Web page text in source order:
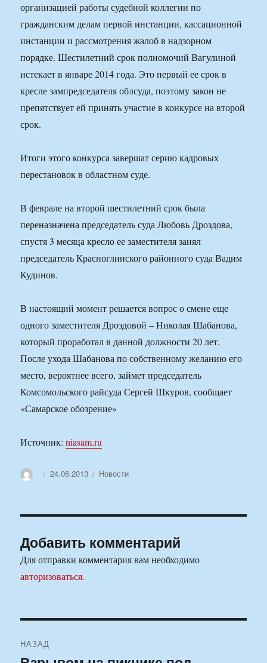
организацией работы судебной коллегии по
гражданским делам первой инстанции, кассационной
инстанции и рассмотрения жалоб в надзорном
порядке. Шестилетний срок полномочий Вагулиной
истекает в январе 2014 года. Это первый ее срок в
кресле зампредседателя облсуда, поэтому закон не
препятствует ей принять участие в конкурсе на второй
срок.
Итоги этого конкурса завершат серию кадровых
перестановок в областном суде.
В феврале на второй шестилетний срок была
переназначена председатель суда Любовь Дроздова,
спустя 3 месяца кресло ее заместителя занял
председатель Красноглинского районного суда Вадим
Кудинов.
В настоящий момент решается вопрос о смене еще
одного заместителя Дроздовой – Николая Шабанова,
который проработал в данной должности 20 лет.
После ухода Шабанова по собственному желанию его
место, вероятнее всего, займет председатель
Комсомольского райсуда Сергей Шкуров, сообщает
«Самарское обозрение»
Источник:niasam.ru
АвторОпубликовано
24.06.2013 Рубрики
Новости
Добавить комментарий
Для отправки комментария вам необходимо
авторизоваться.
по
НАЗАД